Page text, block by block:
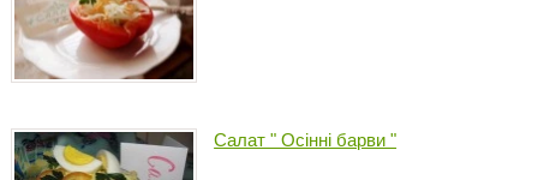
Салат " Осінні барви "